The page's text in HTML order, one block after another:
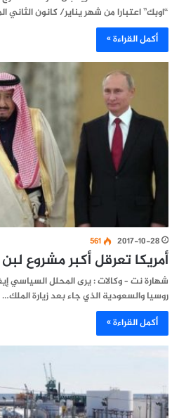
“اوبك” اعتبارا من شهر يناير/ كانون الثاني
أكمل القراءة »
2017-10-28
561
أمريكا تعرقل أكبر مشروع
شهارة نت – وكالات : يرى المحلل السياسي
روسيا والسعودية الذي جاء بعد زيارة الملك…
أكمل القراءة »